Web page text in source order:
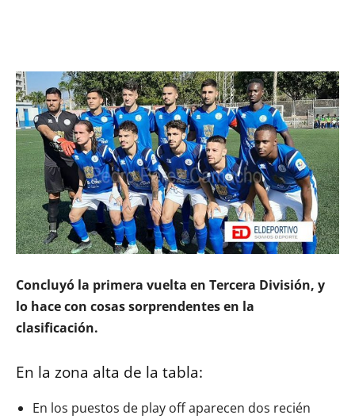
Concluyó la primera vuelta en Tercera División, y
lo hace con cosas sorprendentes en la
clasificación.
En la zona alta de la tabla:
En los puestos de play off aparecen dos recién